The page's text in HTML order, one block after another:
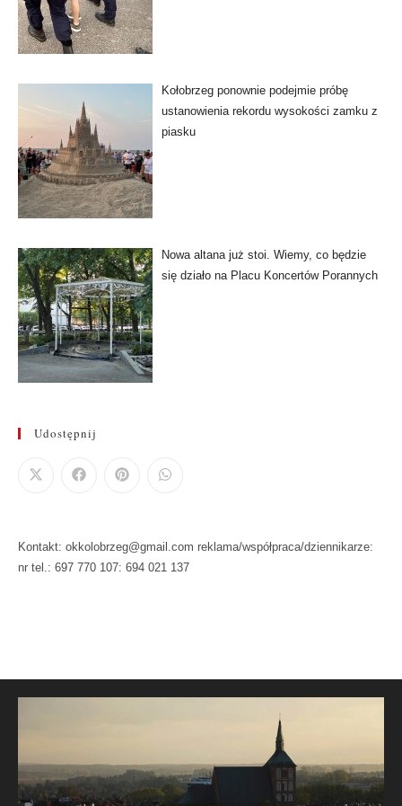
Kołobrzeg ponownie podejmie próbę
ustanowienia rekordu wysokości zamku z
piasku
Nowa altana już stoi. Wiemy, co będzie
się działo na Placu Koncertów Porannych
Udostępnij
Kontakt: okkolobrzeg@gmail.com reklama/współpraca/dziennikarze:
nr tel.: 697 770 107: 694 021 137